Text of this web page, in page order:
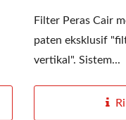
Filter Peras Cair
paten eksklusif
vertikal". Sistem...